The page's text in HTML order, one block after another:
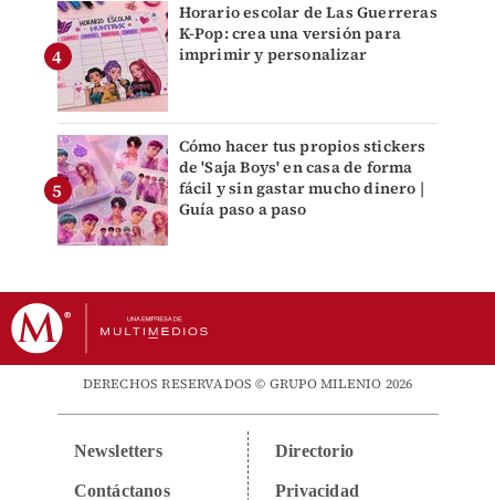
Horario escolar de Las Guerreras
K-Pop: crea una versión para
imprimir y personalizar
Cómo hacer tus propios stickers
de 'Saja Boys' en casa de forma
fácil y sin gastar mucho dinero |
Guía paso a paso
DERECHOS RESERVADOS © GRUPO MILENIO 2026
Newsletters
Contáctanos
Directorio
Privacidad